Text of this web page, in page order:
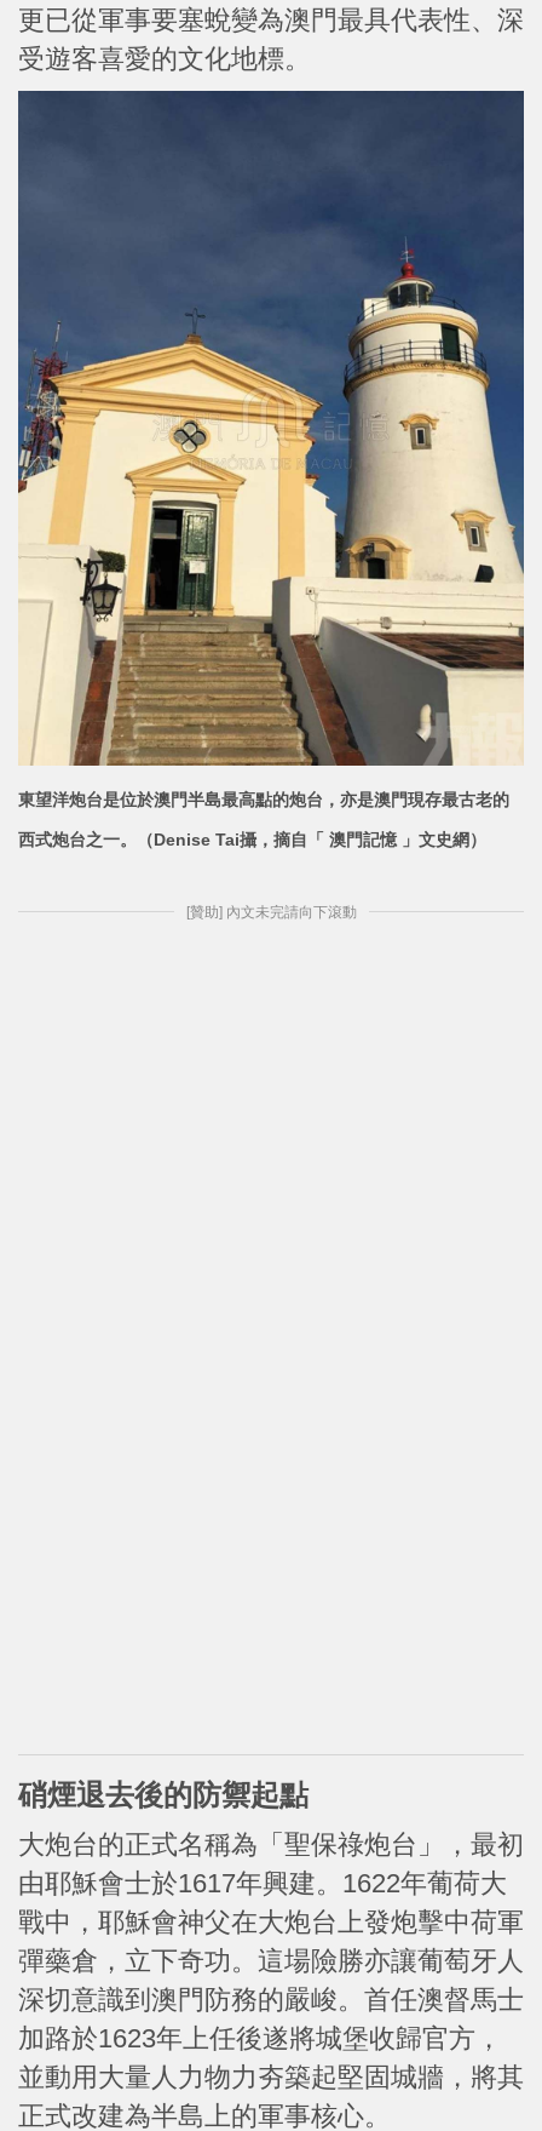
更已從軍事要塞蛻變為澳門最具代表性、深
受遊客喜愛的文化地標。
東望洋炮台是位於澳門半島最高點的炮台，亦是澳門現存最古老的
西式炮台之一。（Denise Tai攝，摘自「 澳門記憶 」文史網）
[贊助] 內文未完請向下滾動
硝煙退去後的防禦起點
大炮台的正式名稱為「聖保祿炮台」，最初
由耶穌會士於1617年興建。1622年葡荷大
戰中，耶穌會神父在大炮台上發炮擊中荷軍
彈藥倉，立下奇功。這場險勝亦讓葡萄牙人
深切意識到澳門防務的嚴峻。首任澳督馬士
加路於1623年上任後遂將城堡收歸官方，
並動用大量人力物力夯築起堅固城牆，將其
正式改建為半島上的軍事核心。